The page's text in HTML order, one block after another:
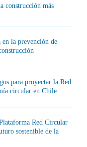
construcción más
la prevención de
para proyectar la Red
circular en Chile
Red Circular
sostenible de la